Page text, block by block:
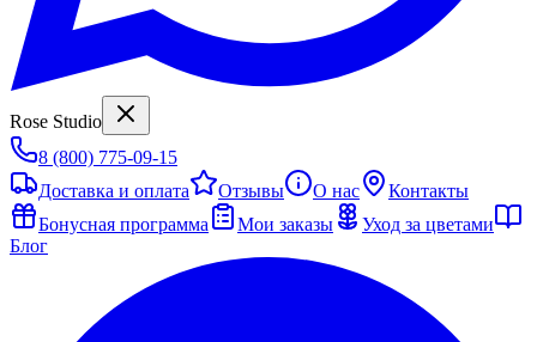
Rose Studio
8 (800) 775-09-15
Доставка и оплата
Отзывы О нас
Контакты
Бонусная программа
Мои заказы
Уход за цветами
Блог